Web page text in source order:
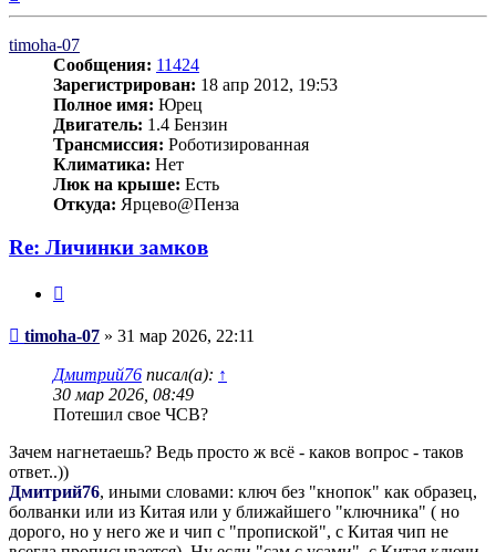
к
timoha-07
Сообщения: 11424
Зарегистрирован: 18 апр 2012, 19:53
Полное имя: Юрец
Двигатель: 1.4 Бензин
Трансмиссия: Роботизированная
Климатика: Нет
Люк на крыше: Есть
Откуда: Ярцево@Пенза
Re: Личинки замков
Сообщение
timoha-07 » 31 мар 2026, 22:11
Дмитрий76 писал(а): ↑
30 мар 2026, 08:49
Потешил свое ЧСВ?
Зачем нагнетаешь? Ведь просто ж всё - каков вопрос - таков
ответ..))
Дмитрий76, иными словами: ключ без "кнопок" как образец,
болванки или из Китая или у ближайшего "ключника" ( но
дорого, но у него же и чип с "пропиской", с Китая чип не